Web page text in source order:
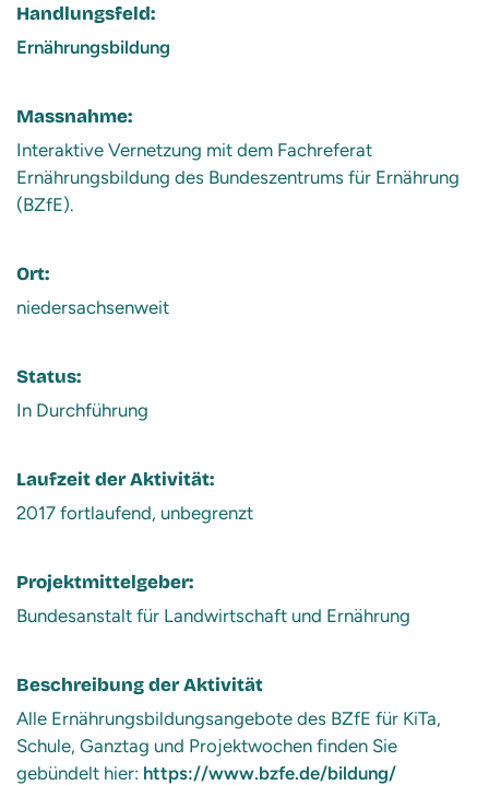
Handlungsfeld:
Ernährungsbildung
Massnahme:
Interaktive Vernetzung mit dem Fachreferat
Ernährungsbildung des Bundeszentrums für Ernährung
(BZfE).
Ort:
niedersachsenweit
Status:
In Durchführung
Laufzeit der Aktivität:
2017 fortlaufend, unbegrenzt
Projektmittelgeber:
Bundesanstalt für Landwirtschaft und Ernährung
Beschreibung der Aktivität
Alle Ernährungsbildungsangebote des BZfE für KiTa,
Schule, Ganztag und Projektwochen finden Sie
gebündelt hier: https://www.bzfe.de/bildung/